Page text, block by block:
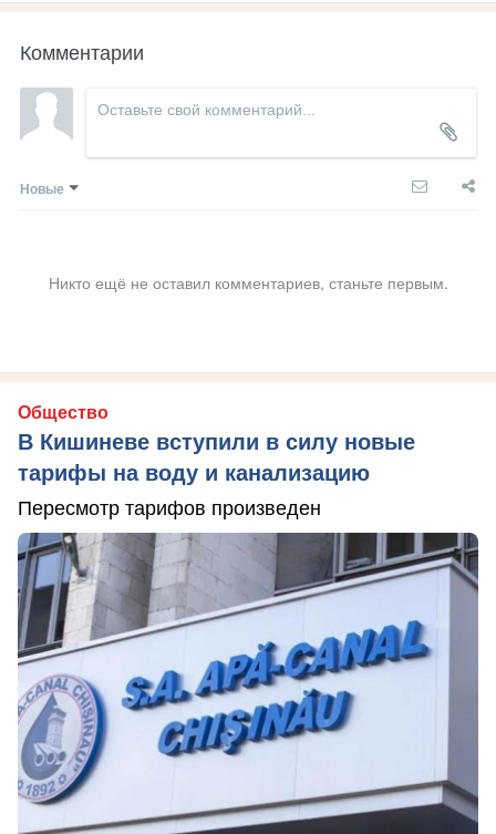
Комментарии
Новые
Никто ещё не оставил комментариев, станьте первым.
Общество
В Кишиневе вступили в силу новые
тарифы на воду и канализацию
Пересмотр тарифов произведен